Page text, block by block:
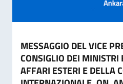
MESSAGGIO DEL VICE
CONSIGLIO DEI MINISTRI
AFFARI ESTERI E DELLA